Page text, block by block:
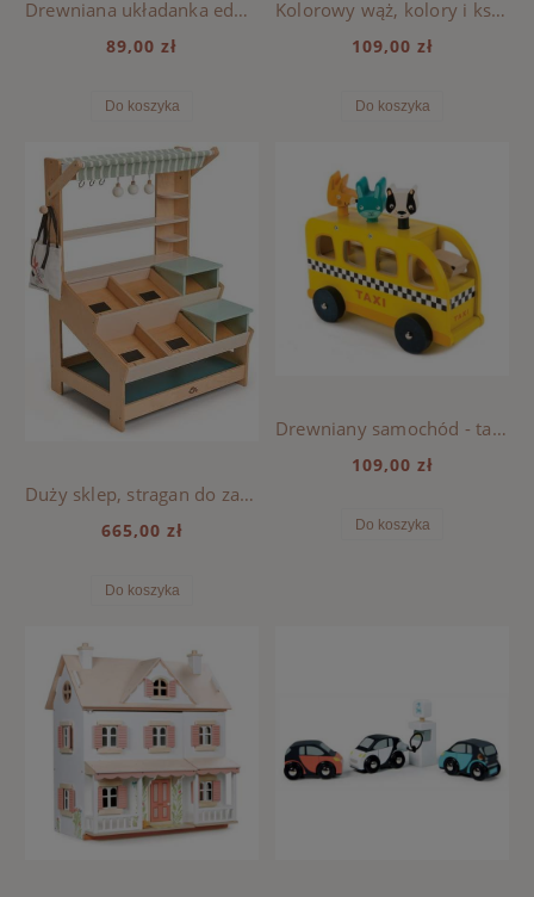
Drewniana układanka edukacyjna - Ciało człowieka - Tender Leaf Toys
89,00 zł
Do koszyka
Kolorowy wąż, kolory i kształty - Tender Leaf Toys
109,00 zł
Do koszyka
Duży sklep, stragan do zabawy - Tender Leaf Toys
665,00 zł
Do koszyka
Drewniany samochód - taksówka ze zwierzątkami - Tender Leaf Toys
109,00 zł
Do koszyka